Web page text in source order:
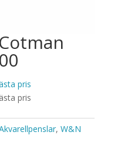
pris
pris
, W&N